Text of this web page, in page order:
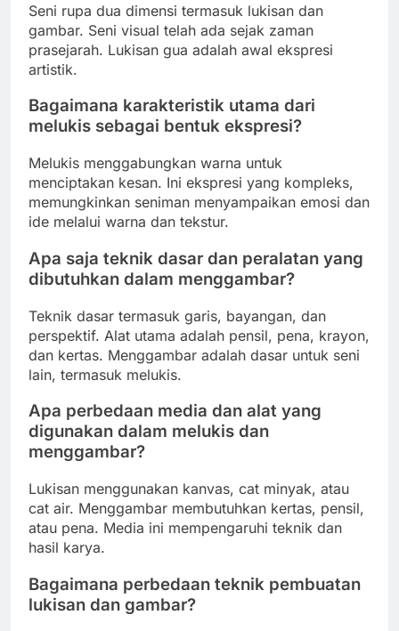
Seni rupa dua dimensi termasuk lukisan dan
gambar. Seni visual telah ada sejak zaman
prasejarah. Lukisan gua adalah awal ekspresi
artistik.
Bagaimana karakteristik utama dari
melukis sebagai bentuk ekspresi?
Melukis menggabungkan warna untuk
menciptakan kesan. Ini ekspresi yang kompleks,
memungkinkan seniman menyampaikan emosi dan
ide melalui warna dan tekstur.
Apa saja teknik dasar dan peralatan yang
dibutuhkan dalam menggambar?
Teknik dasar termasuk garis, bayangan, dan
perspektif. Alat utama adalah pensil, pena, krayon,
dan kertas. Menggambar adalah dasar untuk seni
lain, termasuk melukis.
Apa perbedaan media dan alat yang
digunakan dalam melukis dan
menggambar?
Lukisan menggunakan kanvas, cat minyak, atau
cat air. Menggambar membutuhkan kertas, pensil,
atau pena. Media ini mempengaruhi teknik dan
hasil karya.
Bagaimana perbedaan teknik pembuatan
lukisan dan gambar?